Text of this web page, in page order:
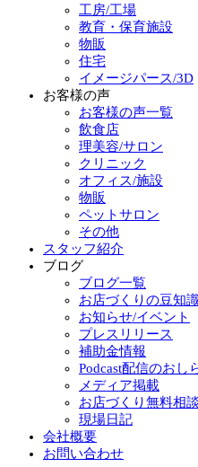
工房/工場
教育・保育施設
物販
住宅
イメージパース/3D
お客様の声
お客様の声一覧
飲食店
理美容/サロン
クリニック
オフィス/施設
物販
ペットサロン
その他
スタッフ紹介
ブログ
ブログ一覧
お店づくりの豆知
お知らせ/イベント
プレスリリース
補助金情報
Podcast配信のおし
メディア掲載
お店づくり無料相
現場日記
会社概要
お問い合わせ